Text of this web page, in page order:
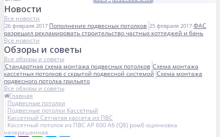
Новости
Все новости
26 февраля 2017 Пополнение подвесных потолков 25 февраля 2017 ФАС
разрешил рекламировать строительство частных коттеджей и бань
Все новости
Обзоры и советы
Все обзоры и советы
Стандартная схема монтажа подвесных потолков Схема монтажа
кассетных потолков с скрытой подвесной системой Схема монтажа
подвесного потолка грильято
Все обзоры и советы
Главная
Подвесные потолки
Подвесные потолки Кассетный
Кассетный Сетчатая кассета из ПВС
Кассетный потолок из ПВС AP 600 A6 (Q8) ромб оцинковка
неокрашенная